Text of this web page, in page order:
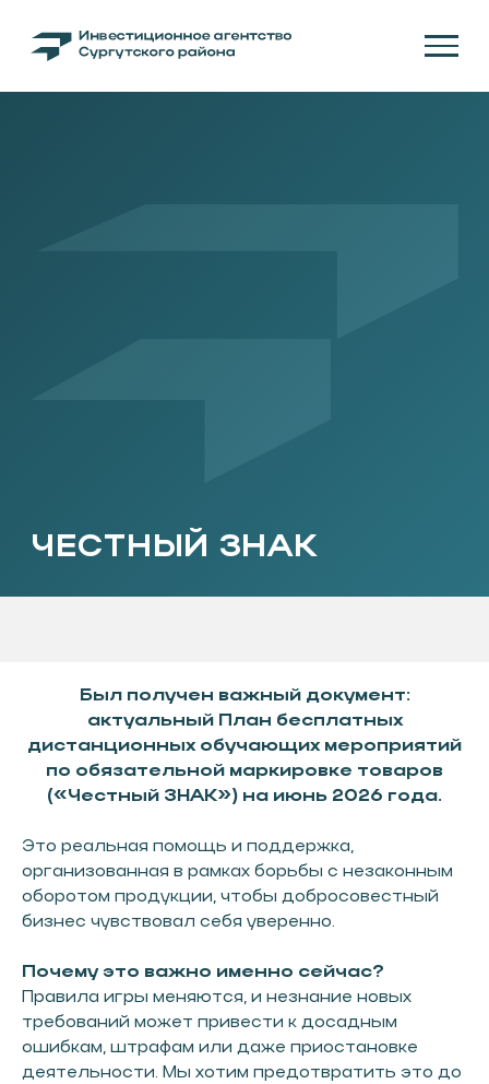
Был получен важный документ:
актуальный План бесплатных
дистанционных обучающих мероприятий
по обязательной маркировке товаров
(«Честный ЗНАК») на июнь 2026 года.
Это реальная помощь и поддержка,
организованная в рамках борьбы с незаконным
оборотом продукции, чтобы добросовестный
бизнес чувствовал себя уверенно.
Почему это важно именно сейчас?
Правила игры меняются, и незнание новых
требований может привести к досадным
ошибкам, штрафам или даже приостановке
деятельности. Мы хотим предотвратить это до